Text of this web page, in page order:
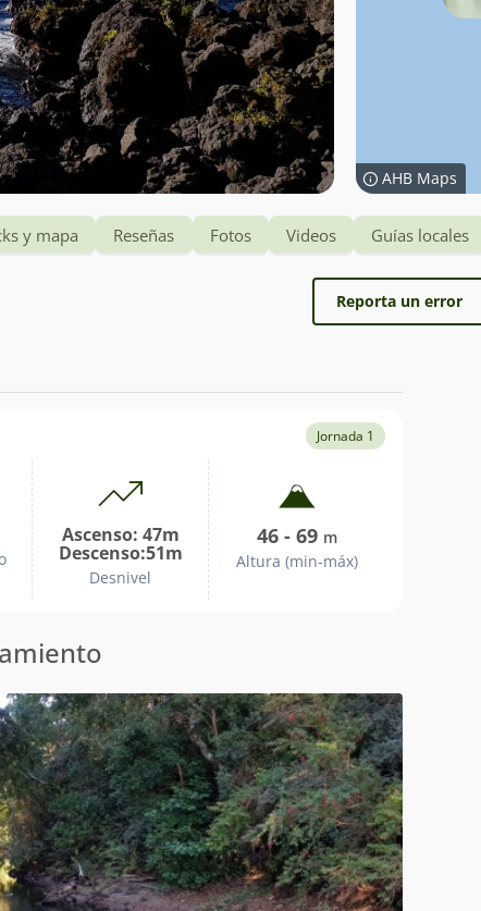
AHB Maps
y mapa Reseñas Fotos Videos Guías locales
Reporta un error
Jornada 1
Ascenso: 47m
Descenso:51m
Desnivel
46 - 69 m
Altura (min-máx)